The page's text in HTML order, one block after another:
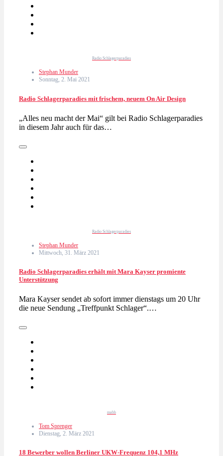
Radio Schlagerparadies
Stephan Munder
Sonntag, 2. Mai 2021
Radio Schlagerparadies mit frischem, neuem On Air Design
„Alles neu macht der Mai“ gilt bei Radio Schlagerparadies
in diesem Jahr auch für das…
Radio Schlagerparadies
Stephan Munder
Mittwoch, 31. März 2021
Radio Schlagerparadies erhält mit Mara Kayser promiente
Unterstützung
Mara Kayser sendet ab sofort immer dienstags um 20 Uhr
die neue Sendung „Treffpunkt Schlager“.…
mabb
Tom Sprenger
Dienstag, 2. März 2021
18 Bewerber wollen Berliner UKW-Frequenz 104,1 MHz